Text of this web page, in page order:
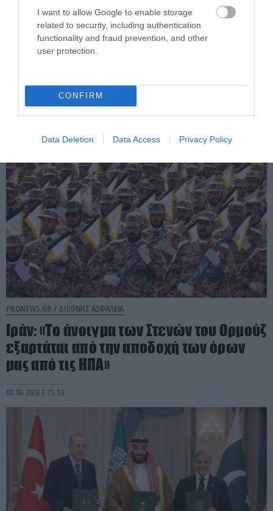
I want to allow Google to enable storage
related to security, including authentication
functionality and fraud prevention, and other
user protection.
CONFIRM
Data Deletion Data Access Privacy Policy
Ομάν: Επίθεση σε πλοίο στα ανοιχτά –
Φωτιά μετά από πλήγμα
08.08.2026 | 16:46
PRONEWS.GR / ΔΙΕΘΝΗΣ ΑΣΦΑΛΕΙΑ
Ιράν: «Το άνοιγμα των Στενών του Ορμούζ
εξαρτάται από την αποδοχή των όρων
μας από τις ΗΠΑ»
08.08.2026 | 15:53